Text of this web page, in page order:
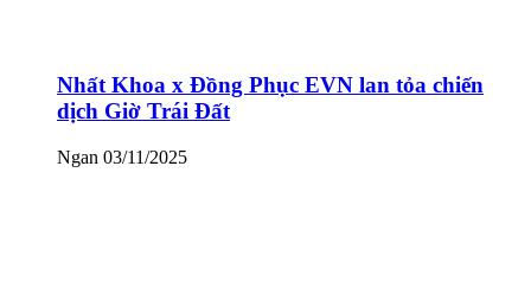
Nhất Khoa x Đồng Phục EVN lan tỏa chiến
dịch Giờ Trái Đất
Ngan 03/11/2025